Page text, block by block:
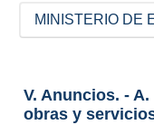
MINISTERIO DE
V. Anuncios. -
obras y